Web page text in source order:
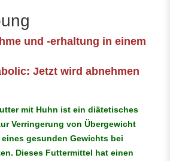
und -erhaltung in einem
Jetzt wird abnehmen
mit Huhn ist ein diätetisches
Verringerung von Übergewicht
gesunden Gewichts bei
Dieses Futtermittel hat einen